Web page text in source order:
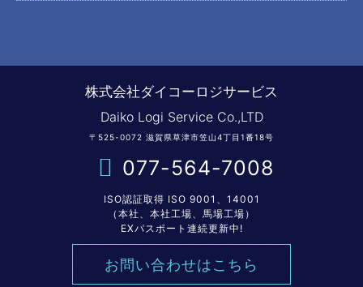
株式会社ダイコーロジサービス
Daiko Logi Service Co.,LTD
〒525-0072 滋賀県草津市笠山4丁目1番18号
077-564-7008
ISO認証取得 ISO 9001、14001
（本社、本社工場、馬場工場）
EXパスポート連続更新中!
お問い合わせはこちら